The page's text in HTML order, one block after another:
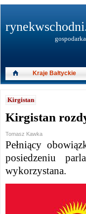
Kirgistan
Kirgistan
Tomasz Kawka
Pełniący
posiedzeniu
wykorzystana.
Kraje Bałtyckie